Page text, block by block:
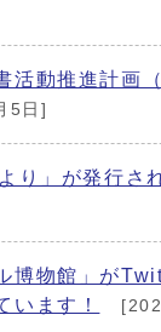
活動推進計画
5日]
り」が発行さ
博物館」が
います！